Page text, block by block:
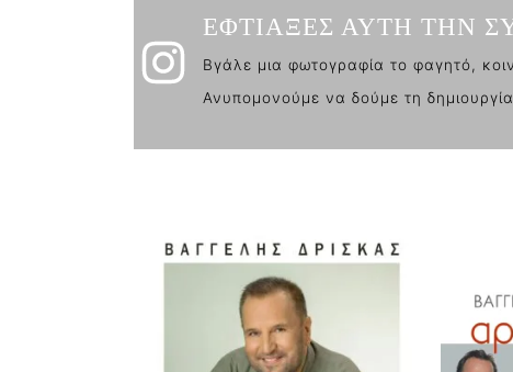
ΕΦΤΙΑΞΕΣ ΑΥΤΗ ΤΗΝ
Βγάλε μια φωτογραφία το φαγητό,
Ανυπομονούμε να δούμε τη